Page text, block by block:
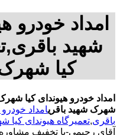
امداد خودرو
شهید
کیا
امداد خودرو هیوندای کیا
شهرک شهید باقریامداد
باقری,تعمیرگاه هیوندای کیا
آقای رحیمی-با تخفیف